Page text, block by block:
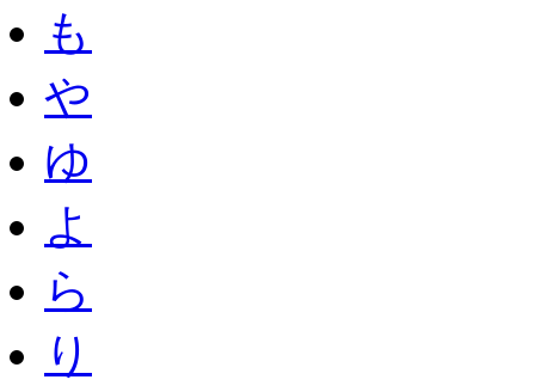
も
や
ゆ
よ
ら
り